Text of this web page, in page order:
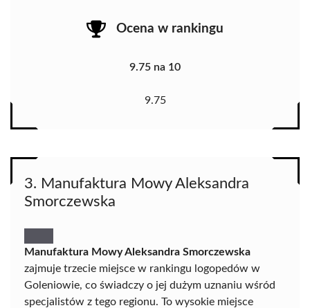
Ocena w rankingu
9.75 na 10
9.75
3. Manufaktura Mowy Aleksandra
Smorczewska
Manufaktura Mowy Aleksandra Smorczewska
zajmuje trzecie miejsce w rankingu logopedów w
Goleniowie, co świadczy o jej dużym uznaniu wśród
specjalistów z tego regionu. To wysokie miejsce